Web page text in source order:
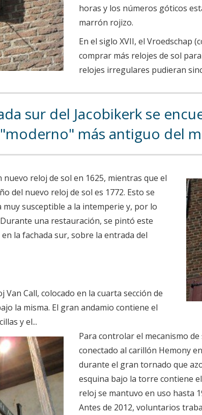
horas y los números góticos
marrón rojizo.
En el siglo XVII, el Vroedschap
comprar más relojes de sol
relojes irregulares pudieran
sur del Jacobikerk se
"moderno" más antiguo del
reloj de sol en 1625, mientras que el
del nuevo reloj de sol es 1772. Esto se
muy susceptible a la intemperie y, por lo
una restauración, se pintó este
la fachada sur, sobre la entrada del
Van Call, colocado en la cuarta sección de
la misma. El gran andamio contiene el
y el...
Para controlar el mecanismo
conectado al carillón Hemony
durante el gran tornado que
esquina bajo la torre contiene
reloj se mantuvo en uso hasta
Antes de 2012, voluntarios